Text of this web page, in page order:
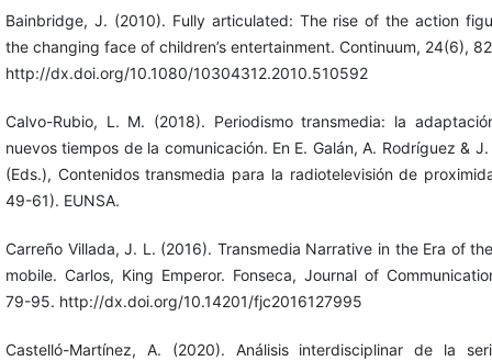
Bainbridge, J. (2010). Fully articulated: The rise of the action
the changing face of children’s entertainment. Continuum, 24(6),
http://dx.doi.org/10.1080/10304312.2010.510592
Calvo-Rubio, L. M. (2018). Periodismo transmedia: la
nuevos tiempos de la comunicación. En E. Galán, A. Rodríguez &
(Eds.), Contenidos transmedia para la radiotelevisión de
49-61). EUNSA.
Carreño Villada, J. L. (2016). Transmedia Narrative in the Era of
mobile. Carlos, King Emperor. Fonseca, Journal of
79-95. http://dx.doi.org/10.14201/fjc2016127995
Castelló-Martínez, A. (2020). Análisis interdisciplinar de la